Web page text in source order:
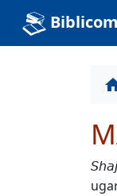
Biblicom